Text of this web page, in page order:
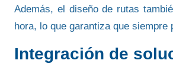
Además, el diseño de rutas
hora, lo que garantiza que siempre
Integración de